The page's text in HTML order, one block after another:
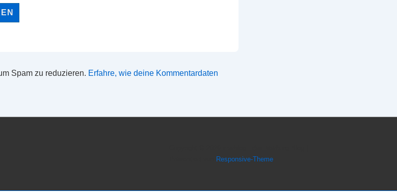
Spam zu reduzieren. Erfahre, wie deine Kommentardaten
Responsive-Theme